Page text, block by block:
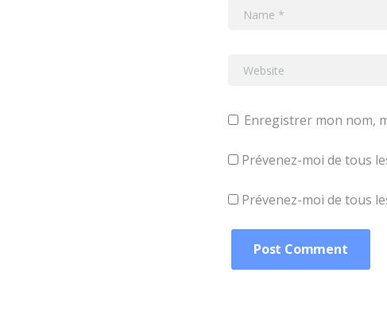
Enregistrer mon nom,
Prévenez-moi de tous
Prévenez-moi de tous